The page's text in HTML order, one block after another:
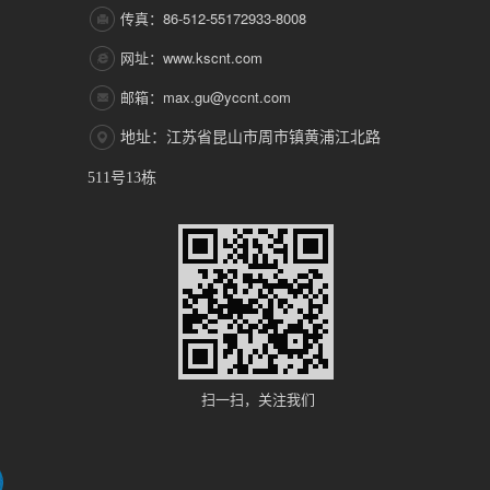
传真：86-512-55172933-8008
网址：www.kscnt.com
邮箱：max.gu@yccnt.com
地址：江苏省昆山市周市镇黄浦江北路
511号13栋
扫一扫，关注我们